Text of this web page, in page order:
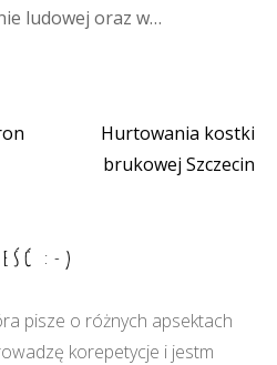
ludowej oraz w…
Hurtowania kostki
brukowej Szczecin
:-)
pisze o różnych apsektach
korepetycje i jestm